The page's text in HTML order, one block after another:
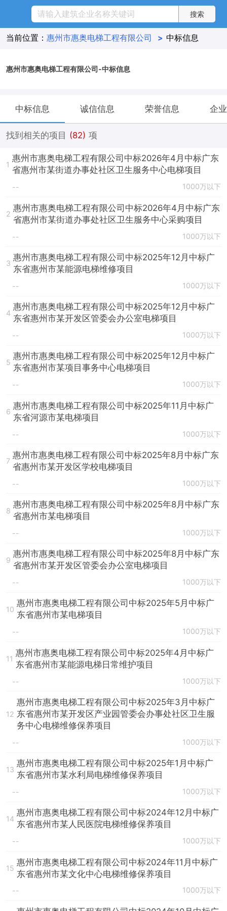
当前位置： 惠州市惠奥电梯工程有限公司 > 中标信息
惠州市惠奥电梯工程有限公司-中标信息
中标信息 诚信信息 荣誉信息 企
找到相关的项目 (82) 项
1
惠州市惠奥电梯工程有限公司中标2026年4月中标广东
省惠州市某街道办事处社区卫生服务中心电梯项目
-- 1000万以下
2
惠州市惠奥电梯工程有限公司中标2026年4月中标广东
省惠州市某街道办事处社区卫生服务中心采购项目
-- 1000万以下
3
惠州市惠奥电梯工程有限公司中标2025年12月中标广
东省惠州市某能源电梯维修项目
-- 1000万以下
4
惠州市惠奥电梯工程有限公司中标2025年12月中标广
东省惠州市某开发区管委会办公室电梯项目
-- 1000万以下
5
惠州市惠奥电梯工程有限公司中标2025年12月中标广
东省惠州市某项目事务中心电梯项目
-- 1000万以下
6
惠州市惠奥电梯工程有限公司中标2025年11月中标广
东省河源市某电梯项目
-- 1000万以下
7
惠州市惠奥电梯工程有限公司中标2025年8月中标广东
省惠州市某开发区学校电梯项目
-- 1000万以下
8
惠州市惠奥电梯工程有限公司中标2025年8月中标广东
省惠州市某电梯项目
-- 1000万以下
9
惠州市惠奥电梯工程有限公司中标2025年8月中标广东
省惠州市某开发区管委会办公室电梯项目
-- 1000万以下
10
惠州市惠奥电梯工程有限公司中标2025年5月中标广
东省惠州市某电梯项目
-- 1000万以下
11
惠州市惠奥电梯工程有限公司中标2025年4月中标广
东省惠州市某能源电梯日常维护项目
-- 1000万以下
12
惠州市惠奥电梯工程有限公司中标2025年3月中标广
东省惠州市某开发区产业园管委会办事处社区卫生服
务中心电梯维修保养项目
-- 1000万以下
13
惠州市惠奥电梯工程有限公司中标2025年1月中标广
东省惠州市某水利局电梯维修保养项目
-- 1000万以下
14
惠州市惠奥电梯工程有限公司中标2024年12月中标广
东省惠州市某人民医院电梯维修保养项目
-- 1000万以下
15
惠州市惠奥电梯工程有限公司中标2024年11月中标广
东省惠州市某文化中心电梯维修保养项目
-- 1000万以下